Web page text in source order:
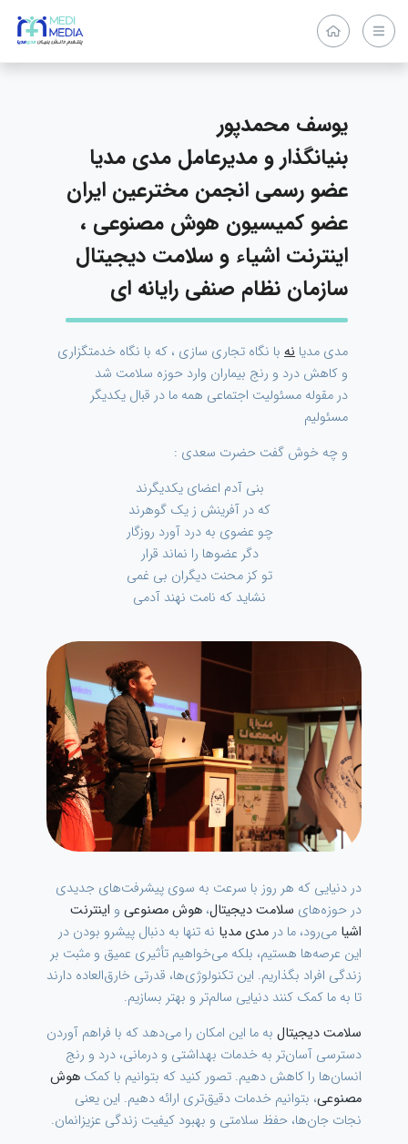
یوسف محمدپور
بنیانگذار و مدیرعامل مدی مدیا
عضو رسمی انجمن مخترعین ایران
عضو کمیسیون هوش مصنوعی ،
اینترنت اشیاء و سلامت دیجیتال
سازمان نظام صنفی رایانه ای
مدی مدیا نهبا نگاه تجاری سازی ، که با نگاه خدمتگزاری
و کاهش درد و رنج بیماران وارد حوزه سلامت شد
در مقوله مسئولیت اجتماعی همه ما در قبال یکدیگر
مسئولیم
و چه خوش گفت حضرت سعدی :
بنی آدم اعضای یکدیگرند
که در آفرینش ز یک گوهرند
چو عضوی به درد آورد روزگار
دگر عضوها را نماند قرار
تو کز محنت دیگران بی غمی
نشاید که نامت نهند آدمی
در دنیایی که هر روز با سرعت به سوی پیشرفت‌های جدیدی
در حوزه‌های سلامت دیجیتال، هوش مصنوعیو اینترنت
اشیا می‌رود، ما در مدی مدیا نه تنها به دنبال پیشرو بودن در
این عرصه‌ها هستیم، بلکه می‌خواهیم تأثیری عمیق و مثبت بر
زندگی افراد بگذاریم. این تکنولوژی‌ها، قدرتی خارق‌العاده دارند
تا به ما کمک کنند دنیایی سالم‌تر و بهتر بسازیم.
سلامت دیجیتالبه ما این امکان را می‌دهد که با فراهم آوردن
دسترسی آسان‌تر به خدمات بهداشتی و درمانی، درد و رنج
انسان‌ها را کاهش دهیم. تصور کنید که بتوانیم با کمک هوش
مصنوعی، بتوانیم خدمات دقیق‌تری ارائه دهیم. این یعنی
نجات جان‌ها، حفظ سلامتی و بهبود کیفیت زندگی عزیزانمان.